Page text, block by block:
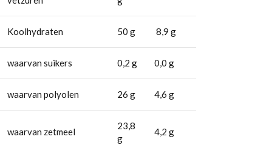
Koolhydraten 50 g 8,9 g
waarvan suikers 0,2 g 0,0 g
waarvan polyolen 26 g 4,6 g
waarvan zetmeel
23,8
g
4,2 g